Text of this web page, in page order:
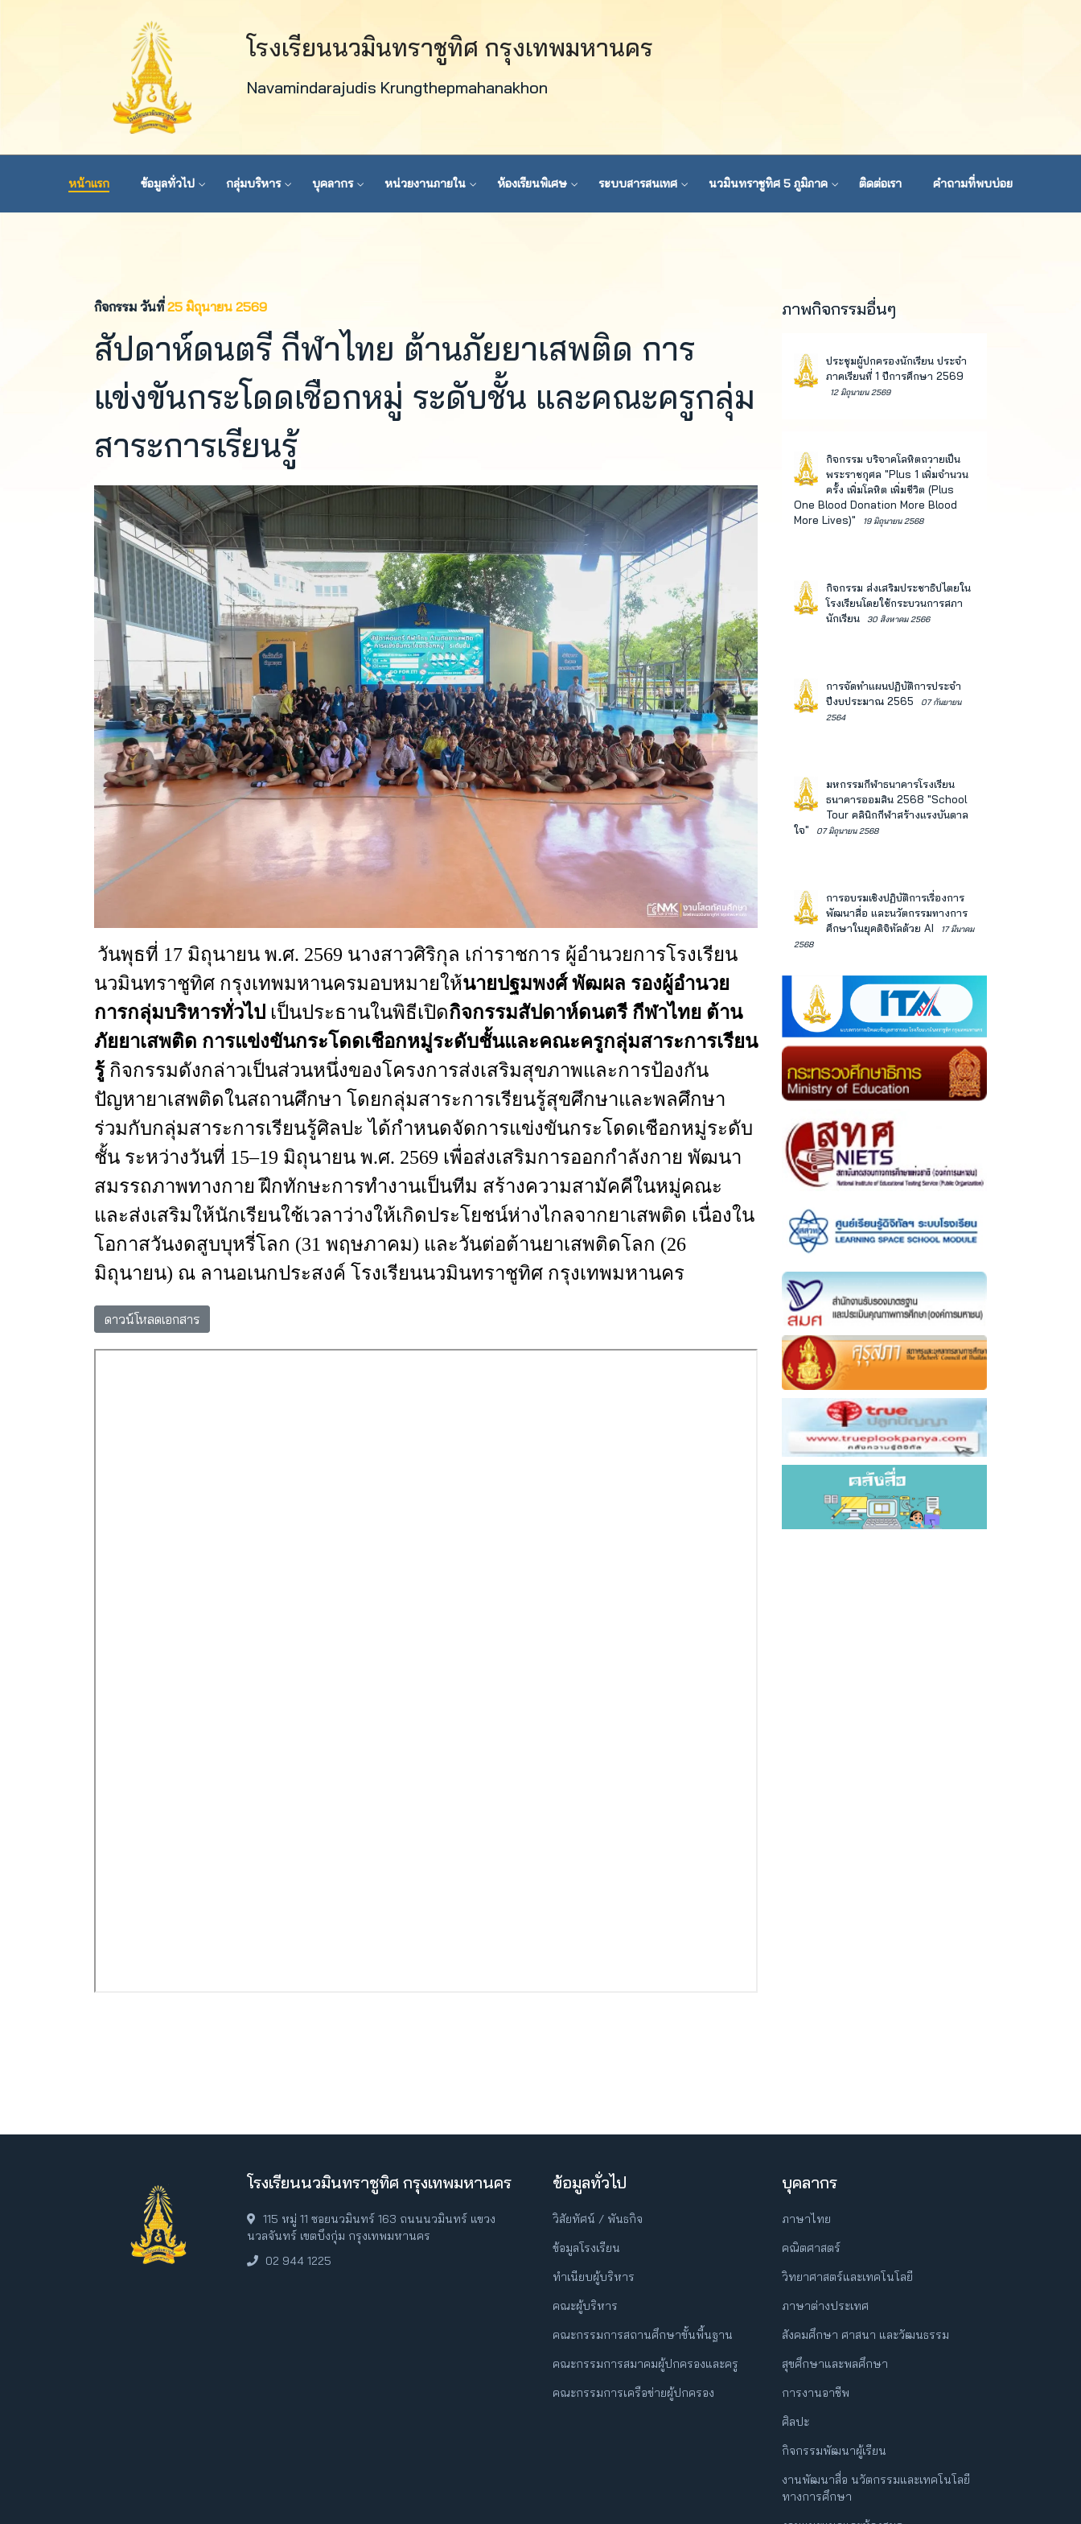
โรงเรียนนวมินทราชูทิศ กรุงเทพมหานคร
Navamindarajudis Krungthepmahanakhon
หน้าแรก ข้อมูลทั่วไป กลุ่มบริหาร บุคลากร หน่วยงานภายใน ห้องเรียนพิเศษ ระบบสารสนเทศ นวมินทราชูทิศ 5 ภูมิภาค ติดต่อเรา คำถามที่พบบ่อย
กิจกรรม วันที่25 มิถุนายน 2569
สัปดาห์ดนตรี กีฬาไทย ต้านภัยยาเสพติด การ
แข่งขันกระโดดเชือกหมู่ ระดับชั้น และคณะครูกลุ่ม
สาระการเรียนรู้
วันพุธที่ 17 มิถุนายน พ.ศ. 2569 นางสาวศิริกุล เก่าราชการ ผู้อำนวยการโรงเรียน
นวมินทราชูทิศ กรุงเทพมหานครมอบหมายให้นายปฐมพงศ์ พัฒผล รองผู้อำนวย
การกลุ่มบริหารทั่วไป เป็นประธานในพิธีเปิดกิจกรรมสัปดาห์ดนตรี กีฬาไทย ต้าน
ภัยยาเสพติด การแข่งขันกระโดดเชือกหมู่ระดับชั้นและคณะครูกลุ่มสาระการเรียน
รู้ กิจกรรมดังกล่าวเป็นส่วนหนึ่งของโครงการส่งเสริมสุขภาพและการป้องกัน
ปัญหายาเสพติดในสถานศึกษา โดยกลุ่มสาระการเรียนรู้สุขศึกษาและพลศึกษา
ร่วมกับกลุ่มสาระการเรียนรู้ศิลปะ ได้กำหนดจัดการแข่งขันกระโดดเชือกหมู่ระดับ
ชั้น ระหว่างวันที่ 15–19 มิถุนายน พ.ศ. 2569 เพื่อส่งเสริมการออกกำลังกาย พัฒนา
สมรรถภาพทางกาย ฝึกทักษะการทำงานเป็นทีม สร้างความสามัคคีในหมู่คณะ
และส่งเสริมให้นักเรียนใช้เวลาว่างให้เกิดประโยชน์ห่างไกลจากยาเสพติด เนื่องใน
โอกาสวันงดสูบบุหรี่โลก (31 พฤษภาคม) และวันต่อต้านยาเสพติดโลก (26
มิถุนายน) ณ ลานอเนกประสงค์ โรงเรียนนวมินทราชูทิศ กรุงเทพมหานคร
ดาวน์โหลดเอกสาร
ภาพกิจกรรมอื่นๆ
ประชุมผู้ปกครองนักเรียน ประจำ
ภาคเรียนที่ 1 ปีการศึกษา 2569
12 มิถุนายน 2569
กิจกรรม บริจาคโลหิตถวายเป็น
พระราชกุศล "Plus 1 เพิ่มจำนวน
ครั้ง เพิ่มโลหิต เพิ่มชีวิต (Plus
One Blood Donation More Blood
More Lives)"
19 มิถุนายน 2568
กิจกรรม ส่งเสริมประชาธิปไตยใน
โรงเรียนโดยใช้กระบวนการสภา
นักเรียน
30 สิงหาคม 2566
การจัดทำแผนปฏิบัติการประจำ
ปีงบประมาณ 2565
07 กันยายน
2564
มหกรรมกีฬาธนาคารโรงเรียน
ธนาคารออมสิน 2568 "School
Tour คลินิกกีฬาสร้างแรงบันดาล
ใจ"
07 มิถุนายน 2568
การอบรมเชิงปฏิบัติการเรื่องการ
พัฒนาสื่อ และนวัตกรรมทางการ
ศึกษาในยุคดิจิทัลด้วย AI
17 มีนาคม
2568
โรงเรียนนวมินทราชูทิศ กรุงเทพมหานคร
115 หมู่ 11 ซอยนวมินทร์ 163 ถนนนวมินทร์ แขวง
นวลจันทร์ เขตบึงกุ่ม กรุงเทพมหานคร
02 944 1225
ข้อมูลทั่วไป
วิสัยทัศน์ / พันธกิจ
ข้อมูลโรงเรียน
ทำเนียบผู้บริหาร
คณะผู้บริหาร
คณะกรรมการสถานศึกษาขั้นพื้นฐาน
คณะกรรมการสมาคมผู้ปกครองและครู
คณะกรรมการเครือข่ายผู้ปกครอง
บุคลากร
ภาษาไทย
คณิตศาสตร์
วิทยาศาสตร์และเทคโนโลยี
ภาษาต่างประเทศ
สังคมศึกษา ศาสนา และวัฒนธรรม
สุขศึกษาและพลศึกษา
การงานอาชีพ
ศิลปะ
กิจกรรมพัฒนาผู้เรียน
งานพัฒนาสื่อ นวัตกรรมและเทคโนโลยี
ทางการศึกษา